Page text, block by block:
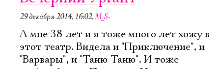
29 декабря 2014, 16:02,M_S-
А мне 38 лет и я тоже много лет хожу в
этот театр. Видела и "Приключение", и
"Варвары", и "Таню-Таню". И тоже